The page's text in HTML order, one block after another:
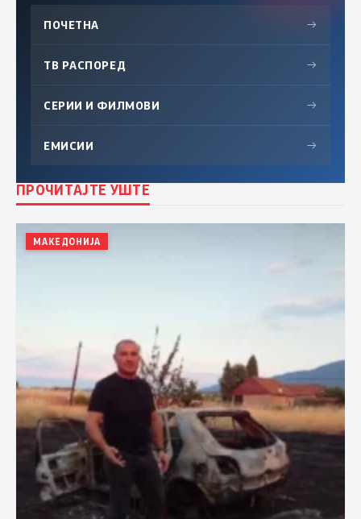
ПОЧЕТНА →
ТВ РАСПОРЕД →
СЕРИИ И ФИЛМОВИ →
ЕМИСИИ →
ПРОЧИТАЈТЕ УШТЕ
МАКЕДОНИЈА